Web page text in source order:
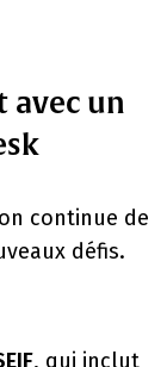
avec un
continue de
défis.
, qui inclut